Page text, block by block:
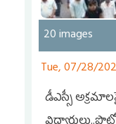
20 images
Tue, 07/28/
డీఎస్సీ